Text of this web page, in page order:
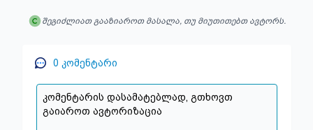
შეგიძლიათ გააზიაროთ მასალა, თუ მიუთითებთ ავტორს.
0 კომენტარი